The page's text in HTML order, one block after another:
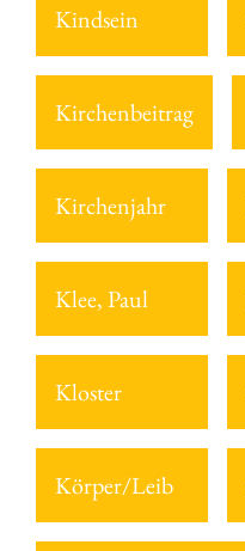
Kindsein
Kirchenbeitrag
Kirchenjahr
Klee, Paul
Kloster
Körper/Leib